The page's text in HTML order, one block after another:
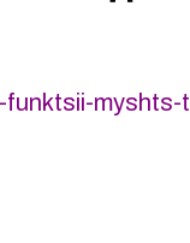
funktsii-